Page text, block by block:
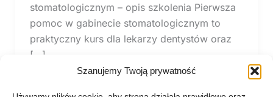
Szanujemy Twoją prywatność
stomatologicznym – opis szkolenia Pierwsza
pomoc w gabinecie stomatologicznym to
praktyczny kurs dla lekarzy dentystów oraz
[…]